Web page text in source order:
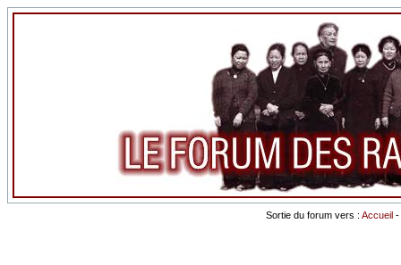
Sortie du forum vers : Accueil -